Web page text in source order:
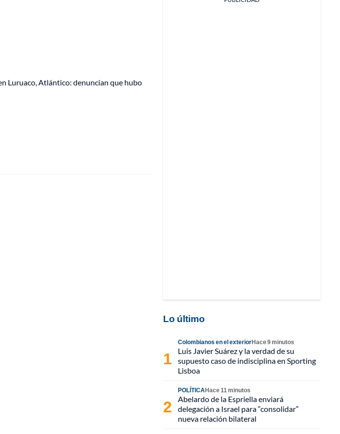
Luruaco, Atlántico: denuncian que hubo
Lo último
Colombianos en el exteriorHace 9 minutos
Luis Javier Suárez y la verdad de su
supuesto caso de indisciplina en Sporting
Lisboa
POLÍTICAHace 11 minutos
Abelardo de la Espriella enviará
delegación a Israel para “consolidar”
nueva relación bilateral